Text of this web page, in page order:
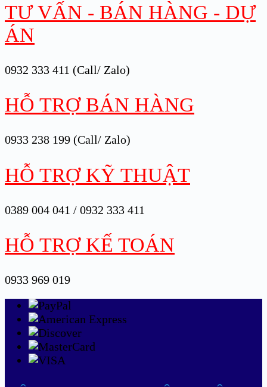
TƯ VẤN - BÁN HÀNG - DỰ
ÁN
0932 333 411 (Call/ Zalo)
HỖ TRỢ BÁN HÀNG
0933 238 199 (Call/ Zalo)
HỖ TRỢ KỸ THUẬT
0389 004 041 / 0932 333 411
HỖ TRỢ KẾ TOÁN
0933 969 019